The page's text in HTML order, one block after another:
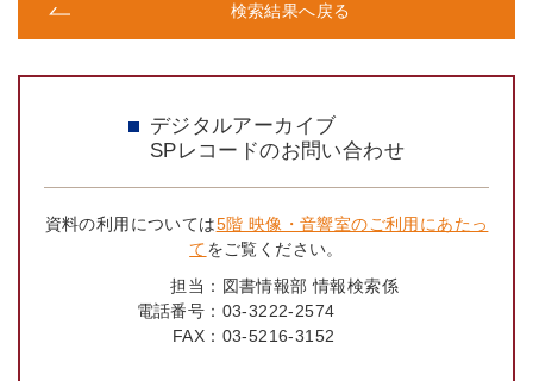
検索結果へ戻る
デジタルアーカイブ
SPレコードのお問い合わせ
資料の利用については5階 映像・音響室のご利用にあたっ
てをご覧ください。
担当： 図書情報部 情報検索係
電話番号： 03-3222-2574
FAX： 03-5216-3152